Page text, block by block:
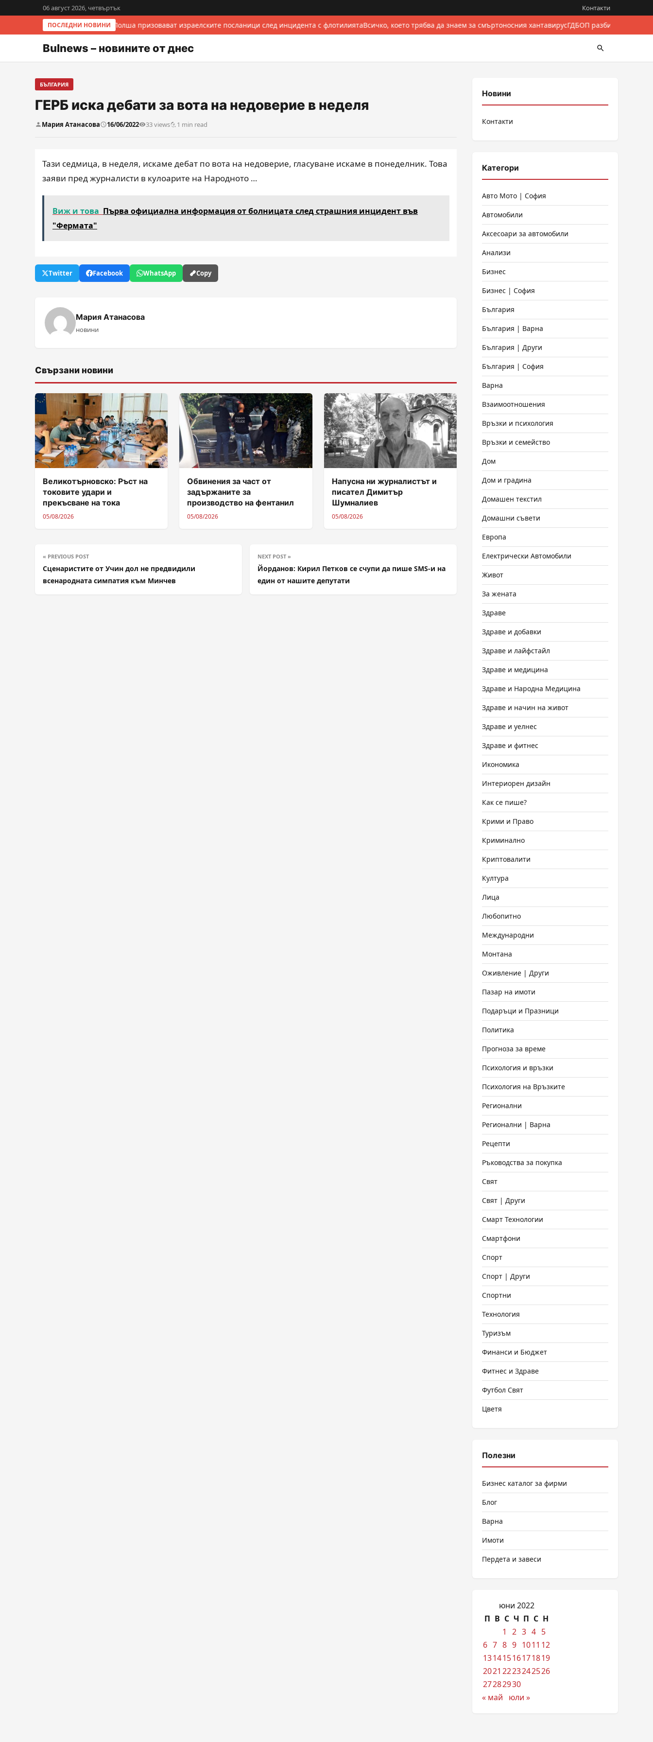
06 август 2026, четвъртък Контакти
ПОСЛЕДНИ НОВИНИ
Италия и Полша призовават израелските посланици след инцидента с флотилиятаВсичко, което трябва да знаем за смъртоносния хантавирусГДБОП разби
Bulnews – новините от днес
БЪЛГАРИЯ
ГЕРБ иска дебати за вота на недоверие в неделя
Мария Атанасова 16/06/2022 33 views 1 min read
Тази седмица, в неделя, искаме дебат по вота на недоверие, гласуване искаме в понеделник. Това
заяви пред журналисти в кулоарите на Народното …
Виж и това Първа официална информация от болницата след страшния инцидент във
"Фермата"
Twitter Facebook WhatsApp Copy
Мария Атанасова
новини
Свързани новини
Великотърновско: Ръст на
токовите удари и
прекъсване на тока
05/08/2026
Обвинения за част от
задържаните за
производство на фентанил
05/08/2026
Напусна ни журналистът и
писател Димитър
Шумналиев
05/08/2026
« PREVIOUS POST
Сценаристите от Учин дол не предвидили
всенародната симпатия към Минчев
NEXT POST »
Йорданов: Кирил Петков се счупи да пише SMS-и на
един от нашите депутати
Новини
Контакти
Категори
Авто Мото | София
Автомобили
Аксесоари за автомобили
Анализи
Бизнес
Бизнес | София
България
България | Варна
България | Други
България | София
Варна
Взаимоотношения
Връзки и психология
Връзки и семейство
Дом
Дом и градина
Домашен текстил
Домашни съвети
Европа
Електрически Автомобили
Живот
За жената
Здраве
Здраве и добавки
Здраве и лайфстайл
Здраве и медицина
Здраве и Народна Медицина
Здраве и начин на живот
Здраве и уелнес
Здраве и фитнес
Икономика
Интериорен дизайн
Как се пише?
Крими и Право
Криминално
Криптовалити
Култура
Лица
Любопитно
Международни
Монтана
Оживление | Други
Пазар на имоти
Подаръци и Празници
Политика
Прогноза за време
Психология и връзки
Психология на Връзките
Регионални
Регионални | Варна
Рецепти
Ръководства за покупка
Свят
Свят | Други
Смарт Технологии
Смартфони
Спорт
Спорт | Други
Спортни
Технология
Туризъм
Финанси и Бюджет
Фитнес и Здраве
Футбол Свят
Цветя
Полезни
Бизнес каталог за фирми
Блог
Варна
Имоти
Пердета и завеси
юни 2022
П В С Ч П С Н
1
2 3 4 5
6 7 8 9 1011 12
13141516171819
2021 2223242526
27282930
« май
юли »